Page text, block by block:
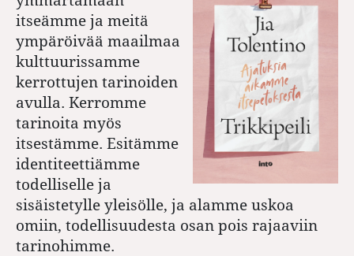
itseämme ja meitä
ympäröivää maailmaa
kulttuurissamme
kerrottujen tarinoiden
avulla. Kerromme
tarinoita myös
itsestämme. Esitämme
identiteettiämme
todelliselle ja
sisäistetylle yleisölle, ja alamme uskoa
omiin, todellisuudesta osan pois rajaaviin
tarinohimme.